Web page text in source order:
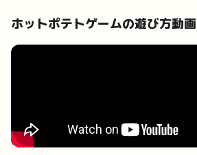
ホットポテトゲームの遊び方動画